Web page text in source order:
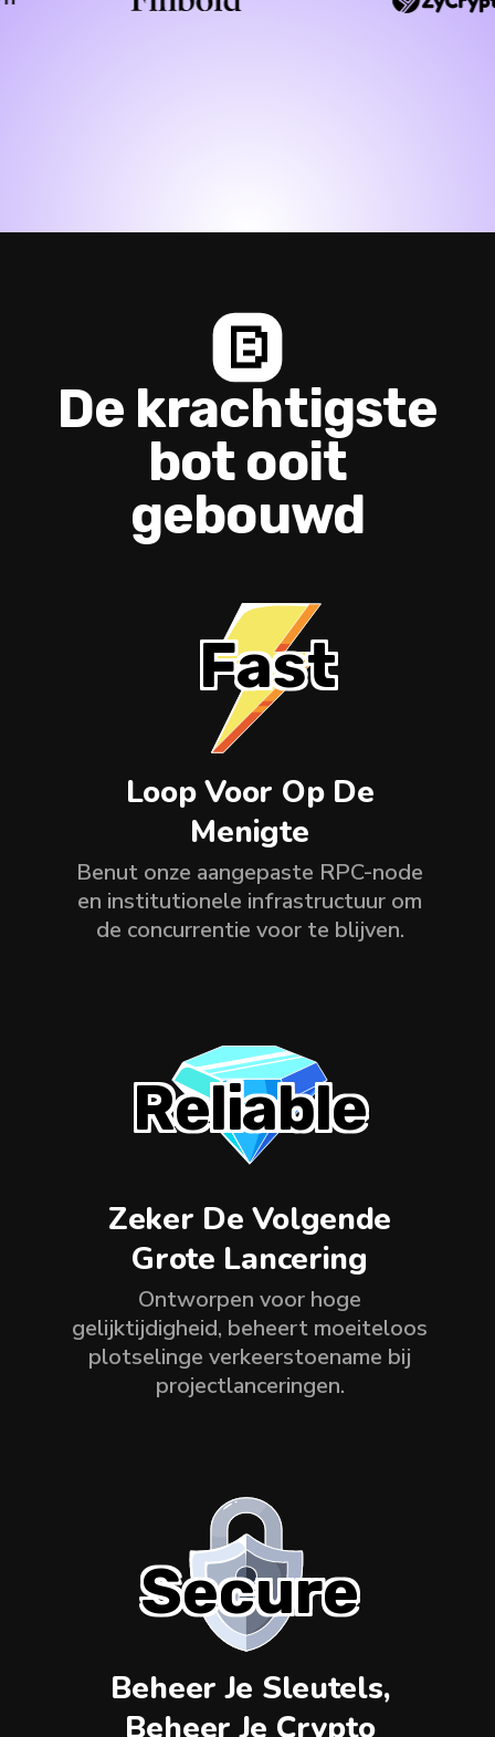
De krachtigste
bot ooit
gebouwd
Fast
Loop Voor Op De
Menigte
Benut onze aangepaste RPC-node
en institutionele infrastructuur om
de concurrentie voor te blijven.
Reliable
Zeker De Volgende
Grote Lancering
Ontworpen voor hoge
gelijktijdigheid, beheert moeiteloos
plotselinge verkeerstoename bij
projectlanceringen.
Secure
Beheer Je Sleutels,
Beheer Je Crypto